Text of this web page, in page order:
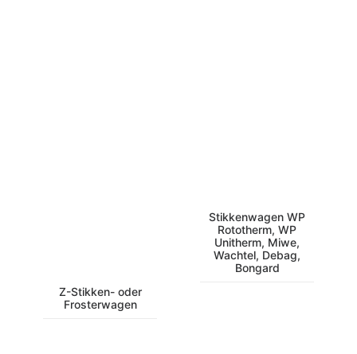
Z-Stikken- oder
Frosterwagen
Stikkenwagen WP
Rototherm, WP
Unitherm, Miwe,
Wachtel, Debag,
Bongard